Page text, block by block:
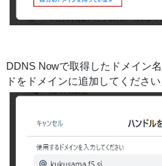
DDNS Nowで取得したドメイン
ドをドメインに追加してくださ